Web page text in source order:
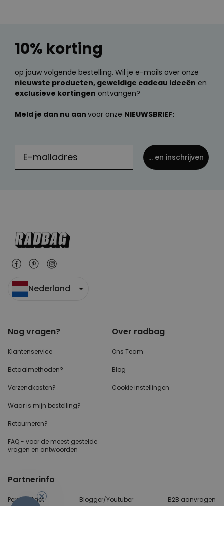
10% korting
op jouw volgende bestelling. Wil je e-mails over onze
nieuwste producten, geweldige cadeau ideeën en
exclusieve kortingen ontvangen?
Meld je dan nu aan voor onze NIEUWSBRIEF:
... en inschrijven
Nederland
Nog vragen?
Klantenservice
Betaalmethoden?
Verzendkosten?
Waar is mijn bestelling?
Retourneren?
FAQ - voor de meest gestelde
vragen en antwoorden
Over radbag
Ons Team
Blog
Cookie instellingen
Partnerinfo
Perscontact Blogger/Youtuber B2B aanvragen